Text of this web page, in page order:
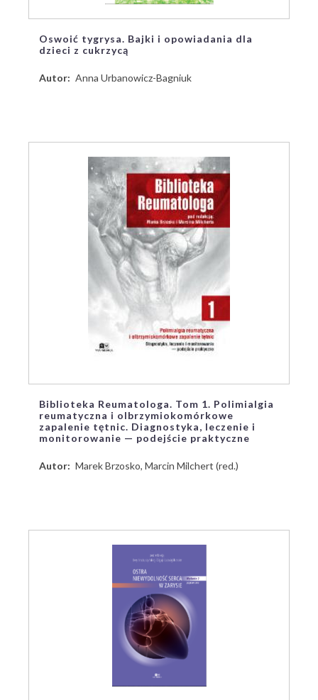
Oswoić tygrysa. Bajki i opowiadania dla
dzieci z cukrzycą
Autor Anna Urbanowicz-Bagniuk
Biblioteka Reumatologa. Tom 1. Polimialgia
reumatyczna i olbrzymiokomórkowe
zapalenie tętnic. Diagnostyka, leczenie i
monitorowanie — podejście praktyczne
Autor Marek Brzosko, Marcin Milchert (red.)